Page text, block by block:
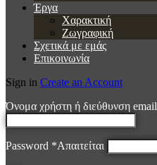
Έργα
Χαρακτική
Ζωγραφική
Σχετικά με εμάς
Επικοινωνία
Sign in Create an Account
Όνομα χρήστη ή διεύθυνση email
Password *Απαιτείται